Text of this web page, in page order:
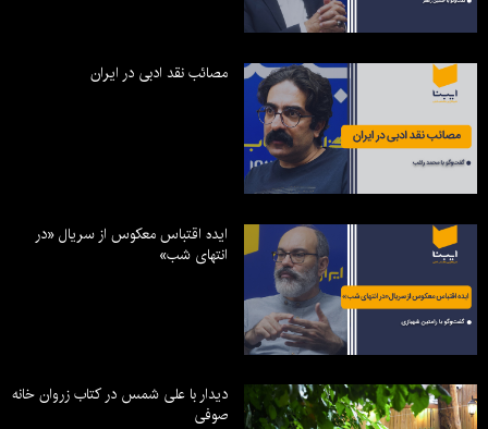
مصائب نقد ادبی در ایران
ایده اقتباس معکوس از سریال «در
انتهای شب»
دیدار با علی شمس در کتاب زروان خانه
صوفی